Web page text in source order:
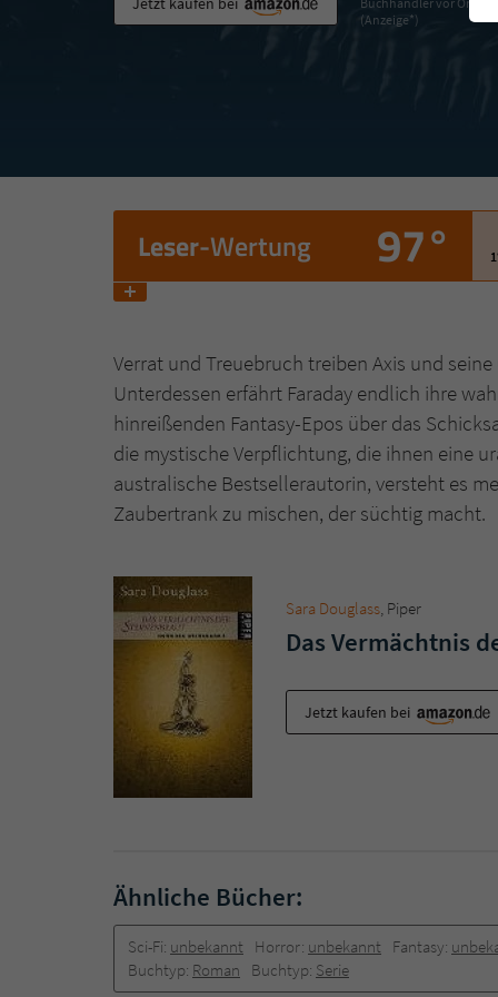
(Anzeige*)
Leser-Wertung 97°
Verrat und Treuebruch treiben Axis und
Unterdessen erfährt Faraday endlich ihre
hinreißenden Fantasy-Epos über das
die mystische Verpflichtung, die ihnen eine
australische Bestsellerautorin, versteht es
Zaubertrank zu mischen, der süchtig macht.
Sara Douglass, Piper
Das Vermächtnis
Jetzt kaufen bei
Ähnliche Bücher:
Sci-Fi: unbekannt Horror: unbekannt Fantasy:
Buchtyp: Roman Buchtyp: Serie